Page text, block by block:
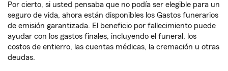
Por cierto, si usted pensaba que no podía ser elegible para un
seguro de vida, ahora están disponibles los Gastos funerarios
de emisión garantizada. El beneficio por fallecimiento puede
ayudar con los gastos finales, incluyendo el funeral, los
costos de entierro, las cuentas médicas, la cremación u otras
deudas.